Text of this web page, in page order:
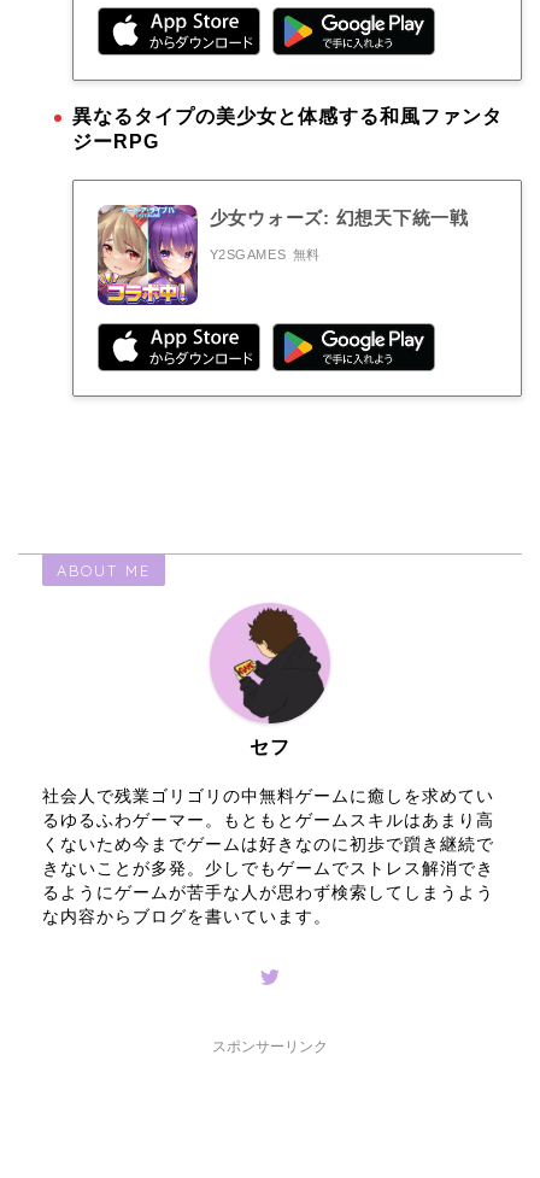
異なるタイプの美少女と体感する和風ファンタ
ジーRPG
少女ウォーズ: 幻想天下統一戦
Y2SGAMES 無料
ABOUT ME
セフ
社会人で残業ゴリゴリの中無料ゲームに癒しを求めてい
るゆるふわゲーマー。もともとゲームスキルはあまり高
くないため今までゲームは好きなのに初歩で躓き継続で
きないことが多発。少しでもゲームでストレス解消でき
るようにゲームが苦手な人が思わず検索してしまうよう
な内容からブログを書いています。
スポンサーリンク